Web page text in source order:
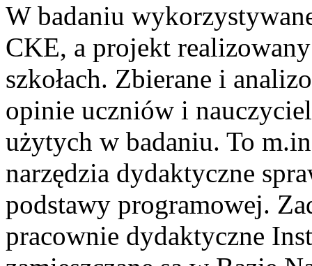
W badaniu
CKE, a projekt
szkołach. Zbierane i
opinie uczniów i
użytych w badaniu. To
narzędzia dydaktyczne
podstawy programowej.
pracownie dydaktyczne